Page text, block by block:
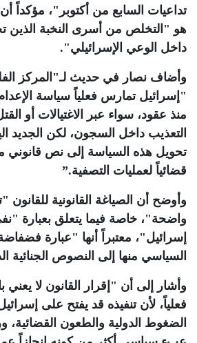
تداعيات السابع من أكتوبر"، مؤكداً
هو "التخلص من أسرى النخبة الذين
داخل الوعي الإسرائيلي".
وأضاف نصار في حديث لـ"المركز
"إسرائيل تمارس فعلياً سياسة
منذ عقود، سواء عبر الاغتيالات أو
التعذيب داخل السجون، لكن الجديد
تحويل هذه السياسة إلى نص قانوني
قضائياً لعمليات التصفية”.
وأوضح أن الصياغة القانونية
واضحة"، خاصة فيما يتعلق بعبارة
إسرائيل"، معتبراً أنها "عبارة
السياسي منها إلى النصوص الجنائية
وأشار إلى أن "إقرار القانون لا يعني
فعلياً، لأن تنفيذه قد يفتح على
الضغوط الدولية والطعون القضائية،